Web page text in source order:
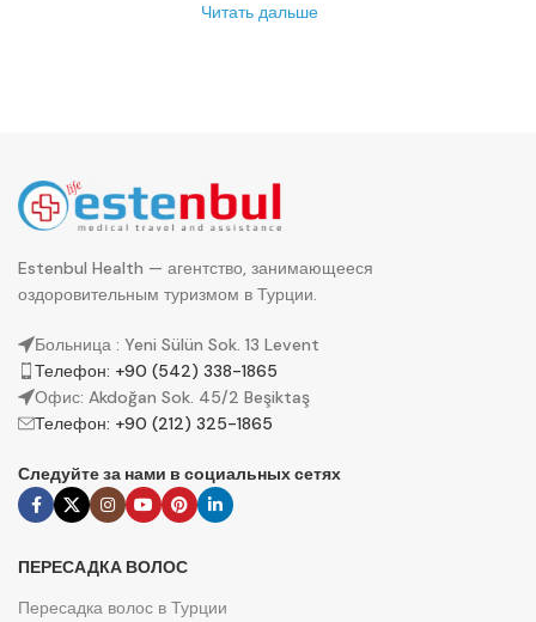
Читать дальше
Estenbul Health — агентство, занимающееся
оздоровительным туризмом в Турции.
Больница : Yeni Sülün Sok. 13 Levent
Телефон: +90 (542) 338-1865
Офис: Akdoğan Sok. 45/2 Beşiktaş
Телефон: +90 (212) 325-1865
Следуйте за нами в социальных сетях
ПЕРЕСАДКА ВОЛОС
Пересадка волос в Турции